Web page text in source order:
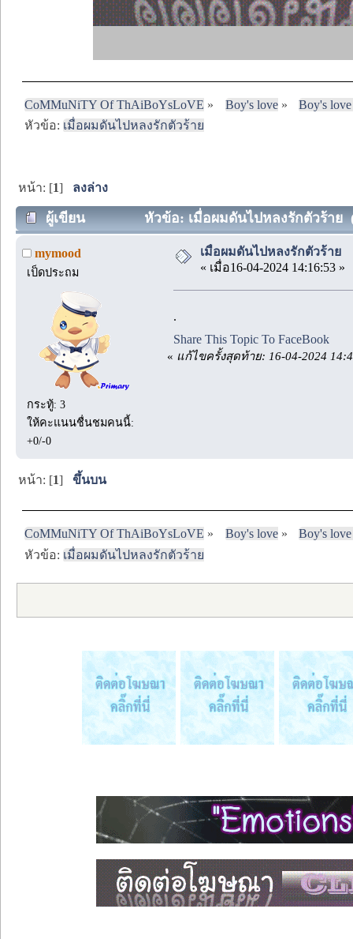
CoMMuNiTY Of ThAiBoYsLoVE » Boy's love»
Boy's
หัวข้อ: เมื่อผมดันไปหลงรักตัวร้าย
หน้า: [1] ลงล่าง
ผู้เขียน หัวข้อ: เมื่อผมดันไปหลงรักตัวร้าย
mymood
เป็ดประถม
กระทู้: 3
ให้คะแนนชื่นชมคนนี้:
+0/-0
เมื่อผมดันไปหลงรักตัวร้าย
« เมื่อ16-04-2024 14:16:53 »
.
Share This Topic To FaceBook
« แก้ไขครั้งสุดท้าย: 16-04-2024
หน้า: [1]ขึ้นบน
CoMMuNiTY Of ThAiBoYsLoVE » Boy's love»
Boy's
หัวข้อ: เมื่อผมดันไปหลงรักตัวร้าย